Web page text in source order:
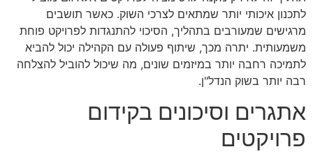
לתכנון איכותי יותר שמתאים לצרכי השוק. כאשר תושבים
מרגישים שמעורבים בתהליך, הסיכוי להתנגדות לפרויקט פוחת
משמעותית. יתרה מכך, שיתוף פעולה עם הקהילה יכול להביא
לתמיכה רחבה יותר במיזמים שונים, מה שיכול להוביל להצלחה
רבה יותר בשוק הנדל"ן.
אתגרים וסיכונים בקידום
פרויקטים